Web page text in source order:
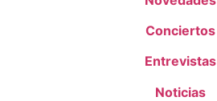
Conciertos
Entrevistas
Noticias